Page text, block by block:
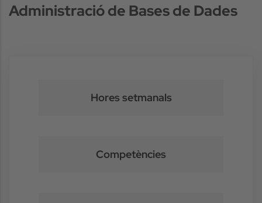
Administració de Bases de Dades
Hores setmanals
Competències